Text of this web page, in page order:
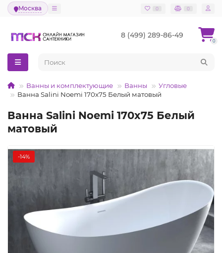
Москва 0 0
8 (499) 289-86-49
0
Ванны и комплектующие Ванны
Угловые
Ванна Salini Noemi 170x75 Белый матовый
Ванна Salini Noemi 170x75 Белый
матовый
-14%